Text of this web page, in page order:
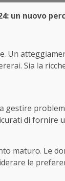
un nuovo
Un
Sia la
di fornire
maturo. Le
le